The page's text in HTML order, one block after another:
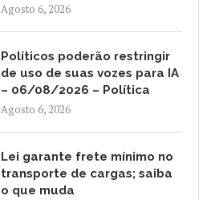
Agosto 6, 2026
Políticos poderão restringir
de uso de suas vozes para IA
– 06/08/2026 – Política
Agosto 6, 2026
Lei garante frete mínimo no
transporte de cargas; saiba
o que muda